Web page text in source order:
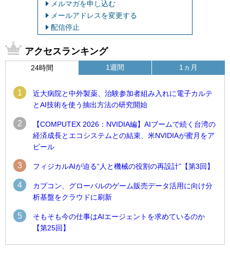
メルマガを申し込む
メールアドレスを変更する
配信停止
アクセスランキング
24時間
1
近大病院と中外製薬、治験参加者組み入れに電子カルテ
とAI技術を使う抽出方法の研究開始
2
【COMPUTEX 2026：NVIDIA編】AIブームで続く台湾の
経済成長とエコシステムとの結束、米NVIDIAが蜜月をア
ピール
3 フィジカルAIが迫る“人と機械の役割の再設計”【第3回】
4
カプコン、グローバルのゲーム販売データ活用に向け分
析基盤をクラウドに刷新
5
そもそも今の仕事はAIエージェントを求めているのか
【第25回】
1週間 1ヵ月